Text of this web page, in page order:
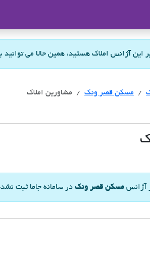
این آژانس املاک هستید، همین حالا می
املاکمسکن قصر ونک مشاورین املاک
آژانس مسکن قصر ونک در سامانه جاما ثبت